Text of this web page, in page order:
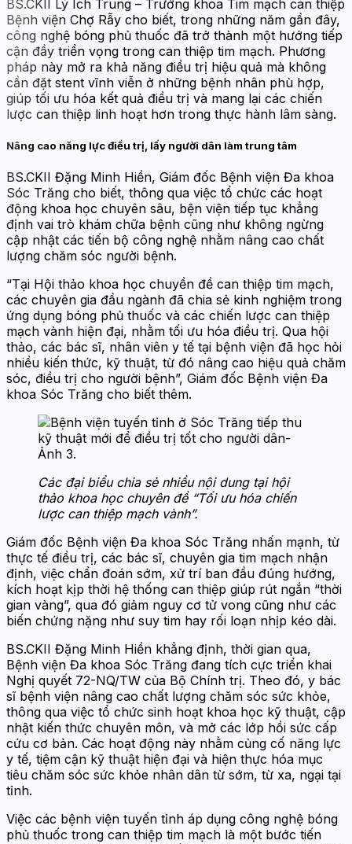
BS.CKII Lý Ích Trung – Trưởng khoa Tim mạch can thiệp
Bệnh viện Chợ Rẫy cho biết, trong những năm gần đây,
công nghệ bóng phủ thuốc đã trở thành một hướng tiếp
cận đầy triển vọng trong can thiệp tim mạch. Phương
pháp này mở ra khả năng điều trị hiệu quả mà không
cần đặt stent vĩnh viễn ở những bệnh nhân phù hợp,
giúp tối ưu hóa kết quả điều trị và mang lại các chiến
lược can thiệp linh hoạt hơn trong thực hành lâm sàng.
Nâng cao năng lực điều trị, lấy người dân làm trung tâm
BS.CKII Đặng Minh Hiền, Giám đốc Bệnh viện Đa khoa
Sóc Trăng cho biết, thông qua việc tổ chức các hoạt
động khoa học chuyên sâu, bện viện tiếp tục khẳng
định vai trò khám chữa bệnh cũng như không ngừng
cập nhật các tiến bộ công nghệ nhằm nâng cao chất
lượng chăm sóc người bệnh.
“Tại Hội thảo khoa học chuyền đề can thiệp tim mạch,
các chuyên gia đầu ngành đã chia sẻ kinh nghiệm trong
ứng dụng bóng phủ thuốc và các chiến lược can thiệp
mạch vành hiện đại, nhằm tối ưu hóa điều trị. Qua hội
thảo, các bác sĩ, nhân viên y tế tại bệnh viện đã học hỏi
nhiều kiến thức, kỹ thuật, từ đó nâng cao hiệu quả chăm
sóc, điều trị cho người bệnh”, Giám đốc Bệnh viện Đa
khoa Sóc Trăng cho biết thêm.
Các đại biểu chia sẻ nhiều nội dung tại hội
thảo khoa học chuyên đề “Tối ưu hóa chiến
lược can thiệp mạch vành”.
Giám đốc Bệnh viện Đa khoa Sóc Trăng nhấn mạnh, từ
thực tế điều trị, các bác sĩ, chuyên gia tim mạch nhận
định, việc chẩn đoán sớm, xử trí ban đầu đúng hướng,
kích hoạt kịp thời hệ thống can thiệp giúp rút ngắn “thời
gian vàng”, qua đó giảm nguy cơ tử vong cũng như các
biến chứng nặng như suy tim hay rối loạn nhịp kéo dài.
BS.CKII Đặng Minh Hiền khẳng định, thời gian qua,
Bệnh viện Đa khoa Sóc Trăng đang tích cực triển khai
Nghị quyết 72-NQ/TW của Bộ Chính trị. Theo đó, y bác
sĩ bệnh viện nâng cao chất lượng chăm sóc sức khỏe,
thông qua việc tổ chức sinh hoạt khoa học kỹ thuật, cập
nhật kiến thức chuyên môn, và mở các lớp hồi sức cấp
cứu cơ bản. Các hoạt động này nhằm củng cố năng lực
y tế, tiệm cận kỹ thuật hiện đại và hiện thực hóa mục
tiêu chăm sóc sức khỏe nhân dân từ sớm, từ xa, ngại tại
tỉnh.
Việc các bệnh viện tuyến tỉnh áp dụng công nghệ bóng
phủ thuốc trong can thiệp tim mạch là một bước tiến